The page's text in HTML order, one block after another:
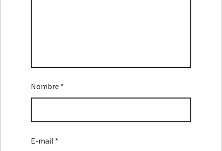
Nombre *
E-mail *